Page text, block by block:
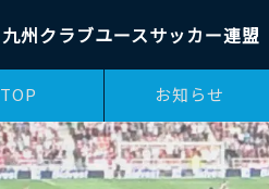
九州クラブユースサッカー連盟
TOP お知らせ